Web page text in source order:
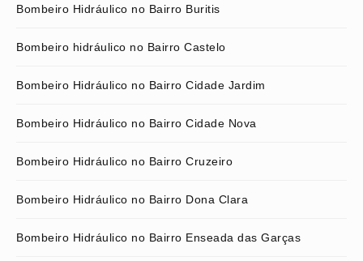
Bombeiro Hidráulico no Bairro Buritis
Bombeiro hidráulico no Bairro Castelo
Bombeiro Hidráulico no Bairro Cidade Jardim
Bombeiro Hidráulico no Bairro Cidade Nova
Bombeiro Hidráulico no Bairro Cruzeiro
Bombeiro Hidráulico no Bairro Dona Clara
Bombeiro Hidráulico no Bairro Enseada das Garças